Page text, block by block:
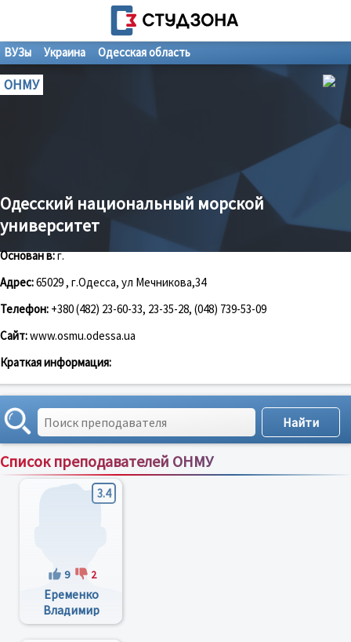
ВУЗы Украина Одесская область
ОНМУ
Одесский национальный морской
университет
Основан в:г.
Адрес:65029 , г.Одесса, ул Мечникова,34
Телефон: +380 (482) 23-60-33, 23-35-28, (048) 739-53-09
Сайт:www.osmu.odessa.ua
Краткая информация:
Список преподавателей ОНМУ
Сортировка по:имени;рейтингу;отзывам
3.4
9 2
Еременко
Владимир
Александрович